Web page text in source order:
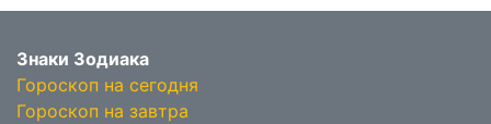
Знаки Зодиака
Гороскоп на сегодня
Гороскоп на завтра